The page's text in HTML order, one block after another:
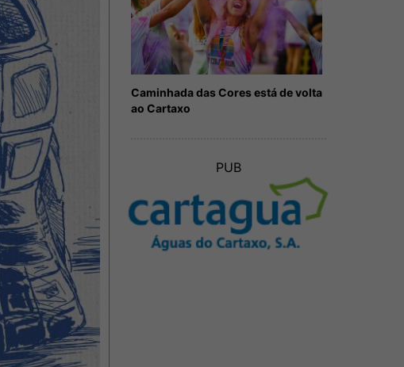
Caminhada das Cores está de volta
ao Cartaxo
PUB